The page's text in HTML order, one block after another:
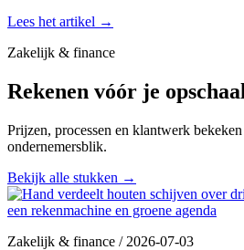
Lees het artikel →
Zakelijk & finance
Rekenen vóór je
Prijzen, processen en klantwerk
ondernemersblik.
Bekijk alle stukken →
Zakelijk & finance /2026-07-03